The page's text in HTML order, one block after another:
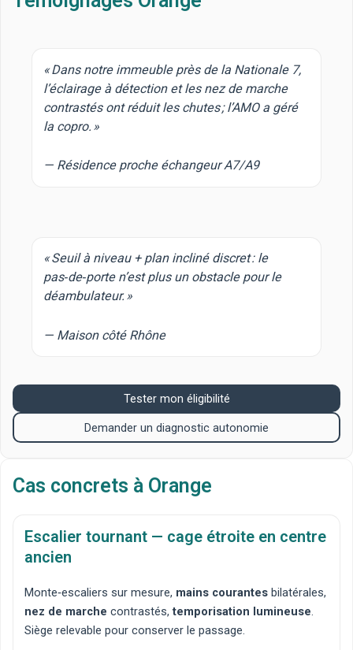
« Dans notre immeuble près de la Nationale 7,
l’éclairage à détection et les nez de marche
contrastés ont réduit les chutes ; l’AMO a géré
la copro. »
— Résidence proche échangeur A7/A9
« Seuil à niveau + plan incliné discret : le
pas‑de‑porte n’est plus un obstacle pour le
déambulateur. »
— Maison côté Rhône
Tester mon éligibilité
Demander un diagnostic autonomie
Cas concrets à Orange
Escalier tournant — cage étroite en centre
ancien
Monte‑escaliers sur mesure, mains courantes bilatérales,
nez de marche contrastés,temporisation lumineuse.
Siège relevable pour conserver le passage.